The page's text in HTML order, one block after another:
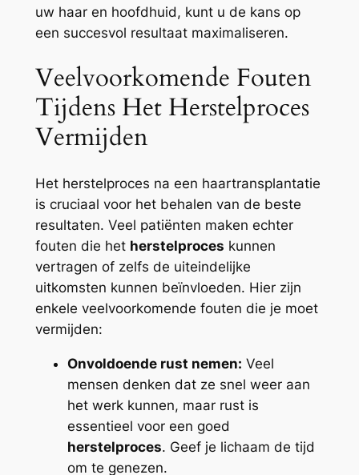
uw haar en hoofdhuid, kunt u de kans op
een succesvol resultaat maximaliseren.
Veelvoorkomende Fouten
Tijdens Het Herstelproces
Vermijden
Het herstelproces na een haartransplantatie
is cruciaal voor het behalen van de beste
resultaten. Veel patiënten maken echter
fouten die het herstelproces kunnen
vertragen of zelfs de uiteindelijke
uitkomsten kunnen beïnvloeden. Hier zijn
enkele veelvoorkomende fouten die je moet
vermijden:
Onvoldoende rust nemen: Veel
mensen denken dat ze snel weer aan
het werk kunnen, maar rust is
essentieel voor een goed
herstelproces. Geef je lichaam de tijd
om te genezen.